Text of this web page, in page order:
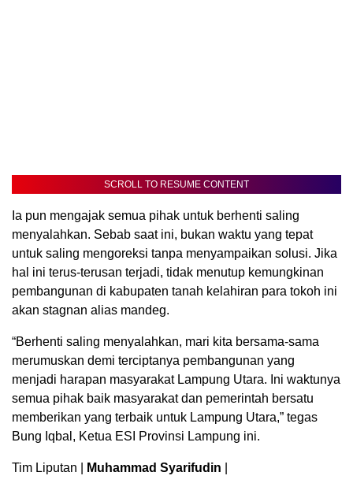
SCROLL TO RESUME CONTENT
Ia pun mengajak semua pihak untuk berhenti saling
menyalahkan. Sebab saat ini, bukan waktu yang tepat
untuk saling mengoreksi tanpa menyampaikan solusi. Jika
hal ini terus-terusan terjadi, tidak menutup kemungkinan
pembangunan di kabupaten tanah kelahiran para tokoh ini
akan stagnan alias mandeg.
“Berhenti saling menyalahkan, mari kita bersama-sama
merumuskan demi terciptanya pembangunan yang
menjadi harapan masyarakat Lampung Utara. Ini waktunya
semua pihak baik masyarakat dan pemerintah bersatu
memberikan yang terbaik untuk Lampung Utara,” tegas
Bung Iqbal, Ketua ESI Provinsi Lampung ini.
Tim Liputan | Muhammad Syarifudin